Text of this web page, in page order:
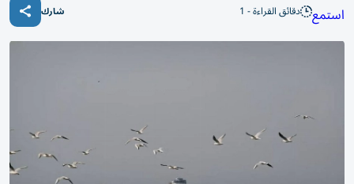
استمع دقائق القراءة - 1 شارك